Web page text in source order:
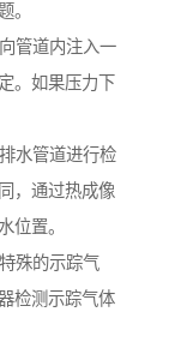
。
管道内注入一
。如果压力下
水管道进行检
，通过热成像
位置。
殊的示踪气
检测示踪气体